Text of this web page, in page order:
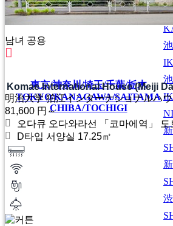
東京/神奈川/埼玉/千葉/栃木
TOKYO/KANAGAWA/SAITAMA
CHIBA/TOCHIGI
남녀 공용
Komae International House (Meiji
明治大学 狛江インターナショナルハ
81,600 円～
오다큐 오다와라선 「코마에역」 도
D타입 서양실 17.25㎡